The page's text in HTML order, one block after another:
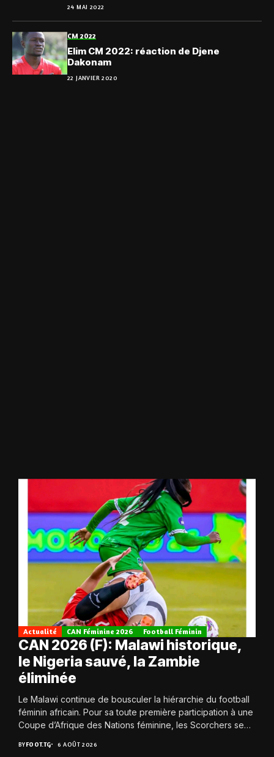
24 MAI 2022
CM 2022
Elim CM 2022: réaction de Djene
Dakonam
22 JANVIER 2020
Actualité CAN Féminine 2026 Football Féminin
CAN 2026 (F): Malawi historique,
le Nigeria sauvé, la Zambie
éliminée
Le Malawi continue de bousculer la hiérarchie du football
féminin africain. Pour sa toute première participation à une
Coupe d’Afrique des Nations féminine, les Scorchers se
BYFOOT.TG 6 AOÛT 2026